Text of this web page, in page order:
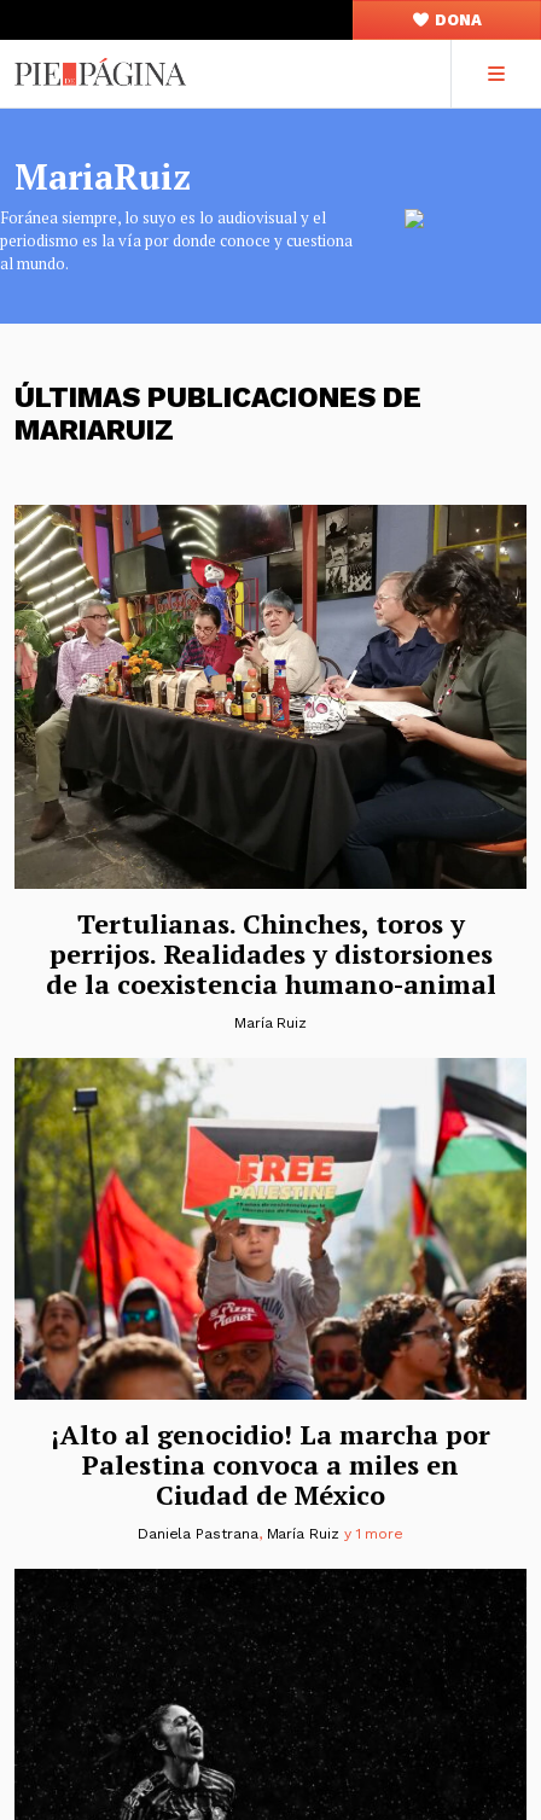
DONA
MariaRuiz
Foránea siempre, lo suyo es lo audiovisual y el
periodismo es la vía por donde conoce y cuestiona
al mundo.
ÚLTIMAS PUBLICACIONES DE
MARIARUIZ
Tertulianas. Chinches, toros y
perrijos. Realidades y distorsiones
de la coexistencia humano-animal
María Ruiz
¡Alto al genocidio! La marcha por
Palestina convoca a miles en
Ciudad de México
Daniela Pastrana, María Ruiz y 1 more